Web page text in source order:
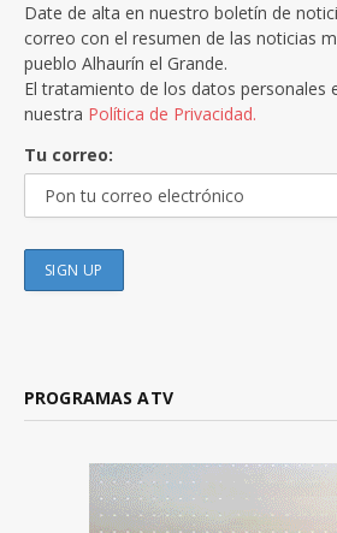
Date de alta en nuestro boletín de
correo con el resumen de las noticias
pueblo Alhaurín el Grande.
El tratamiento de los datos personales
nuestra Política de Privacidad.
Tu correo:
PROGRAMAS ATV